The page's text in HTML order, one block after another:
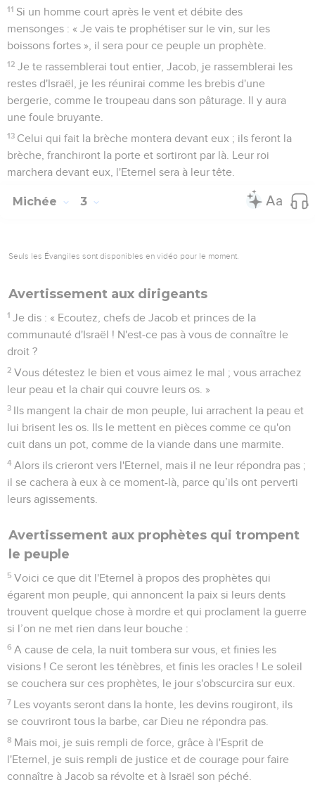
11 Si un homme court après le vent et débite des
mensonges : « Je vais te prophétiser sur le vin, sur les
boissons fortes », il sera pour ce peuple un prophète.
12 Je te rassemblerai tout entier, Jacob, je rassemblerai les
restes d'Israël, je les réunirai comme les brebis d'une
bergerie, comme le troupeau dans son pâturage. Il y aura
une foule bruyante.
13 Celui qui fait la brèche montera devant eux ; ils feront la
brèche, franchiront la porte et sortiront par là. Leur roi
marchera devant eux, l'Eternel sera à leur tête.
Michée 3
Seuls les Évangiles sont disponibles en vidéo pour le moment.
Avertissement aux dirigeants
1 Je dis : « Ecoutez, chefs de Jacob et princes de la
communauté d'Israël ! N'est-ce pas à vous de connaître le
droit ?
2 Vous détestez le bien et vous aimez le mal ; vous arrachez
leur peau et la chair qui couvre leurs os. »
3 Ils mangent la chair de mon peuple, lui arrachent la peau et
lui brisent les os. Ils le mettent en pièces comme ce qu'on
cuit dans un pot, comme de la viande dans une marmite.
4 Alors ils crieront vers l'Eternel, mais il ne leur répondra pas ;
il se cachera à eux à ce moment-là, parce qu’ils ont perverti
leurs agissements.
Avertissement aux prophètes qui trompent
le peuple
5 Voici ce que dit l'Eternel à propos des prophètes qui
égarent mon peuple, qui annoncent la paix si leurs dents
trouvent quelque chose à mordre et qui proclament la guerre
si l’on ne met rien dans leur bouche :
6 A cause de cela, la nuit tombera sur vous, et finies les
visions ! Ce seront les ténèbres, et finis les oracles ! Le soleil
se couchera sur ces prophètes, le jour s'obscurcira sur eux.
7 Les voyants seront dans la honte, les devins rougiront, ils
se couvriront tous la barbe, car Dieu ne répondra pas.
8 Mais moi, je suis rempli de force, grâce à l'Esprit de
l'Eternel, je suis rempli de justice et de courage pour faire
connaître à Jacob sa révolte et à Israël son péché.